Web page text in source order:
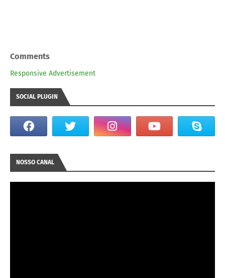
Comments
Responsive Advertisement
SOCIAL PLUGIN
NOSSO CANAL